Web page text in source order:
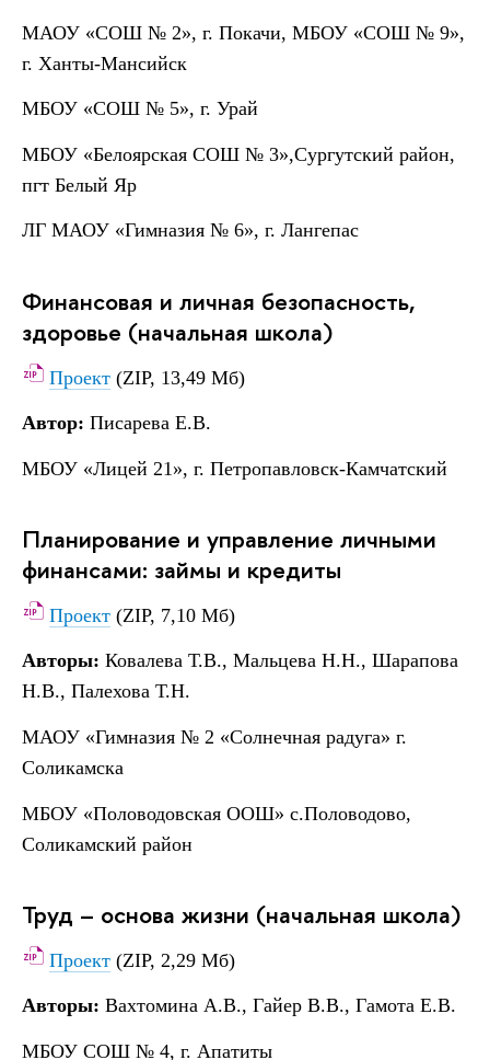
МАОУ «СОШ № 2», г. Покачи, МБОУ «СОШ № 9»,
г. Ханты-Мансийск
МБОУ «СОШ № 5», г. Урай
МБОУ «Белоярская СОШ № 3»,Сургутский район,
пгт Белый Яр
ЛГ МАОУ «Гимназия № 6», г. Лангепас
Финансовая и личная безопасность,
здоровье (начальная школа)
Проект (ZIP, 13,49 Мб)
Автор: Писарева Е.В.
МБОУ «Лицей 21», г. Петропавловск-Камчатский
Планирование и управление личными
финансами: займы и кредиты
Проект (ZIP, 7,10 Мб)
Авторы: Ковалева Т.В., Мальцева Н.Н., Шарапова
Н.В., Палехова Т.Н.
МАОУ «Гимназия № 2 «Солнечная радуга» г.
Соликамска
МБОУ «Половодовская ООШ» с.Половодово,
Соликамский район
Труд – основа жизни (начальная школа)
Проект (ZIP, 2,29 Мб)
Авторы: Вахтомина А.В., Гайер В.В., Гамота Е.В.
МБОУ СОШ № 4, г. Апатиты